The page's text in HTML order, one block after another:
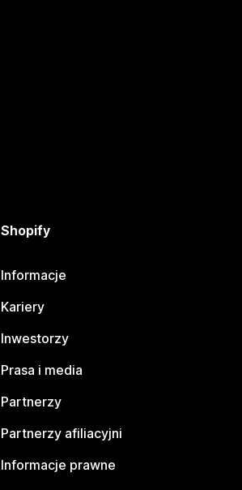
Shopify
Informacje
Kariery
Inwestorzy
Prasa i media
Partnerzy
Partnerzy afiliacyjni
Informacje prawne